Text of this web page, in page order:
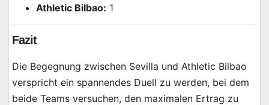
Athletic Bilbao: 1
Fazit
Die Begegnung zwischen Sevilla und Athletic Bilbao
verspricht ein spannendes Duell zu werden, bei dem
beide Teams versuchen, den maximalen Ertrag zu